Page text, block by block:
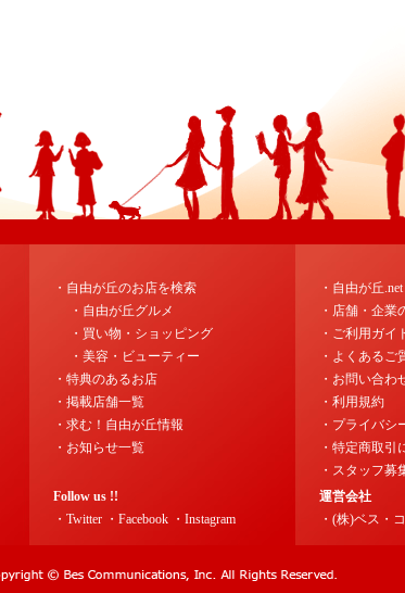
・自由が丘のお店を検索
・自由が丘グルメ
・買い物・ショッピング
・美容・ビューティー
・特典のあるお店
・掲載店舗一覧
・求む！自由が丘情報
・お知らせ一覧
Follow us !!
・Twitter
・Facebook ・Instagram
・自由が丘
・店舗・企業
・ご利用ガイ
・よくあるご
・お問い合わ
・利用規約
・プライバシ
・特定商取引
・スタッフ募
運営会社
・(株)ベス・